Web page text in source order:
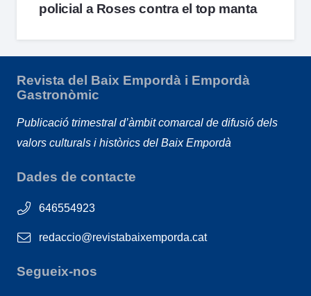
policial a Roses contra el top manta
Revista del Baix Empordà i Empordà
Gastronòmic
Publicació trimestral d’àmbit comarcal de difusió dels
valors culturals i històrics del Baix Empordà
Dades de contacte
646554923
redaccio@revistabaixemporda.cat
Segueix-nos